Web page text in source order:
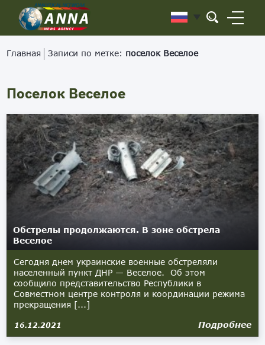
Главная Записи по метке: поселок Веселое
Поселок Веселое
Обстрелы продолжаются. В зоне обстрела
Веселое
Сегодня днем украинские военные обстреляли
населенный пункт ДНР — Веселое. Об этом
сообщило представительство Республики в
Совместном центре контроля и координации режима
прекращения [...]
16.12.2021 Подробнее